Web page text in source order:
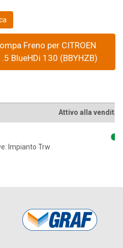
Freno per CITROEN
BlueHDi 130 (BBYHZB)
Attivo alla vendita
Impianto Trw